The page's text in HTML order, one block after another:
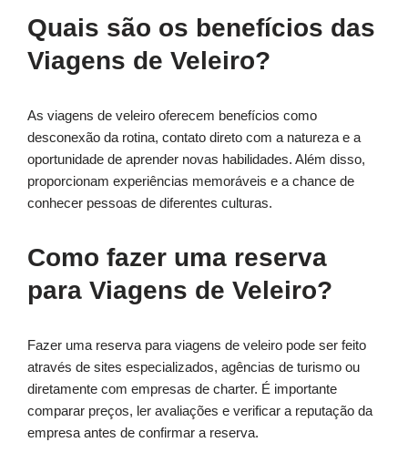
Quais são os benefícios das
Viagens de Veleiro?
As viagens de veleiro oferecem benefícios como
desconexão da rotina, contato direto com a natureza e a
oportunidade de aprender novas habilidades. Além disso,
proporcionam experiências memoráveis e a chance de
conhecer pessoas de diferentes culturas.
Como fazer uma reserva
para Viagens de Veleiro?
Fazer uma reserva para viagens de veleiro pode ser feito
através de sites especializados, agências de turismo ou
diretamente com empresas de charter. É importante
comparar preços, ler avaliações e verificar a reputação da
empresa antes de confirmar a reserva.